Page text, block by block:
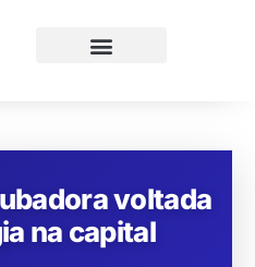
voltada
na capital